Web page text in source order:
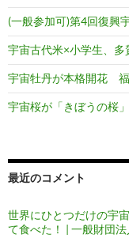
(一般参加可)第4回復興
宇宙古代米×小学生、多
宇宙牡丹が本格開花
宇宙桜が「きぼうの桜
最近のコメント
世界にひとつだけの宇
て食べた！ | 一般財団